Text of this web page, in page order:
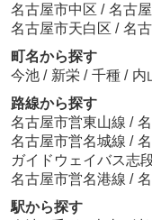
天ぷらいづも
約586m／8分
ファミリーマート 名古屋新栄店
名古屋市中区 / 名古
名古屋市天白区 / 名
町名から探す
今池 / 新栄 / 千種 / 内
路線から探す
名古屋市営東山線 /
名古屋市営名城線 /
ガイドウェイバス志
名古屋市営名港線 /
駅から探す